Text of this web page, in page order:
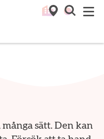
sätt. Den kan